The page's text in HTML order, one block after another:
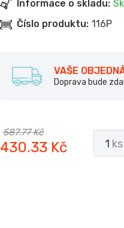
Informace o skladu:
Číslo produktu: 116P
VAŠE
Doprava bude
587.77 Kč
430.33 Kč 1 ks